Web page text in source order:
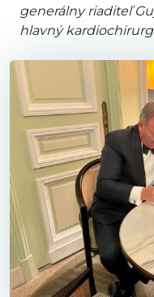
generálny riaditeľ
hlavný